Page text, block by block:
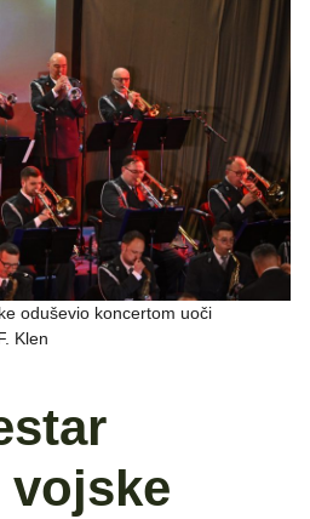
oduševio koncertom uoči
Klen
vojske